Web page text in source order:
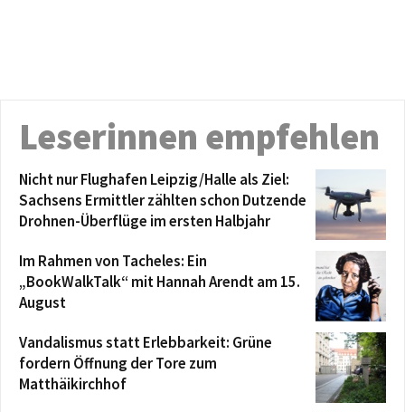
Leserinnen empfehlen
Nicht nur Flughafen Leipzig/Halle als Ziel:
Sachsens Ermittler zählten schon Dutzende
Drohnen-Überflüge im ersten Halbjahr
Im Rahmen von Tacheles: Ein
„BookWalkTalk“ mit Hannah Arendt am 15.
August
Vandalismus statt Erlebbarkeit: Grüne
fordern Öffnung der Tore zum
Matthäikirchhof